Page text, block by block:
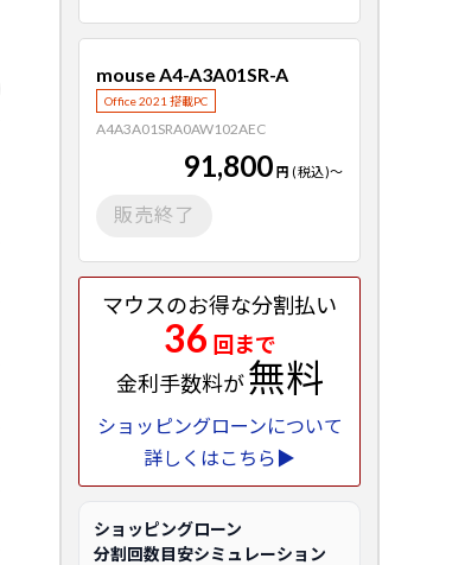
mouse A4-A3A01SR-A
Office 2021 搭載PC
A4A3A01SRA0AW102AEC
91,800 円 (税込)～
販売終了
マウスのお得な分割払い
36 回まで
金利手数料が無料
ショッピングローンについて
詳しくはこちら▶
ショッピングローン
分割回数目安シミュレーション